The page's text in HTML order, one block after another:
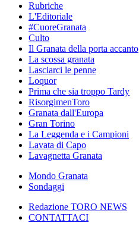
Rubriche
L'Editoriale
#CuoreGranata
Culto
Il Granata della porta accanto
La scossa granata
Lasciarci le penne
Loquor
Prima che sia troppo Tardy
RisorgimenToro
Granata dall'Europa
Gran Torino
La Leggenda e i Campioni
Lavata di Capo
Lavagnetta Granata
Mondo Granata
Sondaggi
Redazione TORO NEWS
CONTATTACI